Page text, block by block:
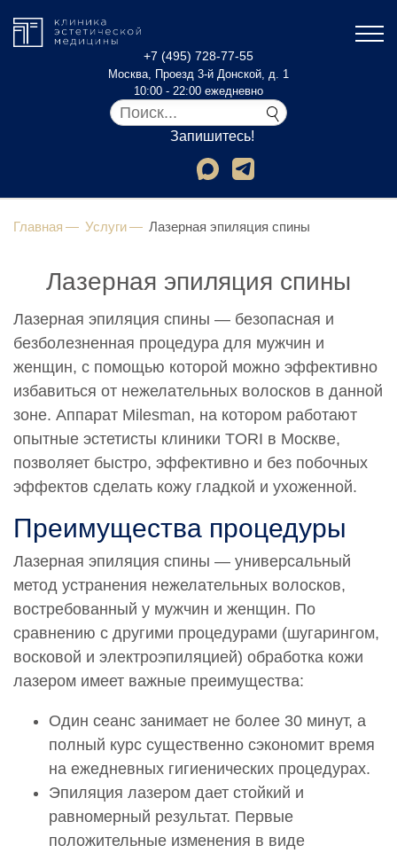
+7 (495) 728-77-55
Москва, Проезд 3-й Донской, д. 1
10:00 - 22:00 ежедневно
Запишитесь!
Главная Услуги Лазерная эпиляция спины
Лазерная эпиляция спины
Лазерная эпиляция спины — безопасная и
безболезненная процедура для мужчин и
женщин, с помощью которой можно эффективно
избавиться от нежелательных волосков в данной
зоне. Аппарат Milesman, на котором работают
опытные эстетисты клиники TORI в Москве,
позволяет быстро, эффективно и без побочных
эффектов сделать кожу гладкой и ухоженной.
Преимущества процедуры
Лазерная эпиляция спины — универсальный
метод устранения нежелательных волосков,
востребованный у мужчин и женщин. По
сравнению с другими процедурами (шугарингом,
восковой и электроэпиляцией) обработка кожи
лазером имеет важные преимущества:
Один сеанс занимает не более 30 минут, а
полный курс существенно сэкономит время
на ежедневных гигиенических процедурах.
Эпиляция лазером дает стойкий и
равномерный результат. Первые
положительные изменения в виде